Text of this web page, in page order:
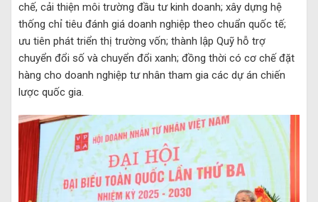
chế, cải thiện môi trường đầu tư kinh doanh; xây dựng hệ
thống chỉ tiêu đánh giá doanh nghiệp theo chuẩn quốc tế;
ưu tiên phát triển thị trường vốn; thành lập Quỹ hỗ trợ
chuyển đổi số và chuyển đổi xanh; đồng thời có cơ chế đặt
hàng cho doanh nghiệp tư nhân tham gia các dự án chiến
lược quốc gia.